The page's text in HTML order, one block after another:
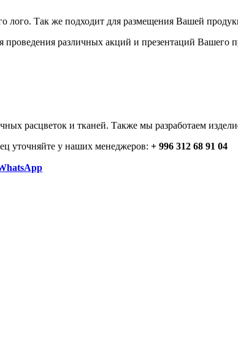
лого. Так же подходит для размещения Вашей
проведения различных акций и презентаций Вашего
расцветок и тканей. Также мы разработаем
уточняйте у наших менеджеров: + 996 312 68 91 04